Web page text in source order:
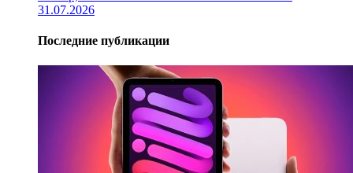
31.07.2026
Последние публикации